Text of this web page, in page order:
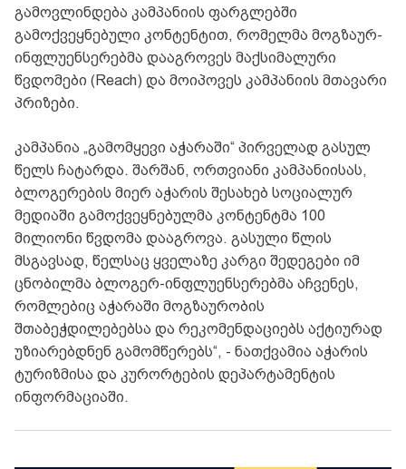
გამოვლინდება კამპანიის ფარგლებში
გამოქვეყნებული კონტენტით, რომელმა მოგზაურ-
ინფლუენსერებმა დააგროვეს მაქსიმალური
წვდომები (Reach) და მოიპოვეს კამპანიის მთავარი
პრიზები.
კამპანია „გამომყევი აჭარაში“ პირველად გასულ
წელს ჩატარდა. შარშან, ორთვიანი კამპანიისას,
ბლოგერების მიერ აჭარის შესახებ სოციალურ
მედიაში გამოქვეყნებულმა კონტენტმა 100
მილიონი წვდომა დააგროვა. გასული წლის
მსგავსად, წელსაც ყველაზე კარგი შედეგები იმ
ცნობილმა ბლოგერ-ინფლუენსერებმა აჩვენეს,
რომლებიც აჭარაში მოგზაურობის
შთაბეჭდილებებსა და რეკომენდაციებს აქტიურად
უზიარებდნენ გამომწერებს“, - ნათქვამია აჭარის
ტურიზმისა და კურორტების დეპარტამენტის
ინფორმაციაში.